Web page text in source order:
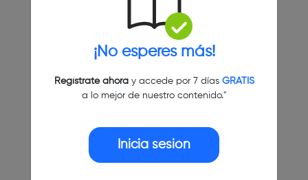
¡No esperes más!
Regístrate ahoray accede por 7 días GRATIS
a lo mejor de nuestro contenido."
Inicia sesión